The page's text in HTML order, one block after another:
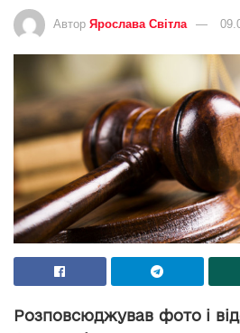
Автор Ярослава Світла
Розповсюджував фото і